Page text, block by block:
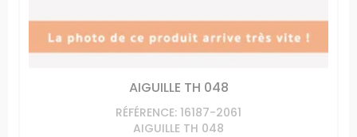
AIGUILLE TH 048
RÉFÉRENCE: 16187-2061
AIGUILLE TH 048